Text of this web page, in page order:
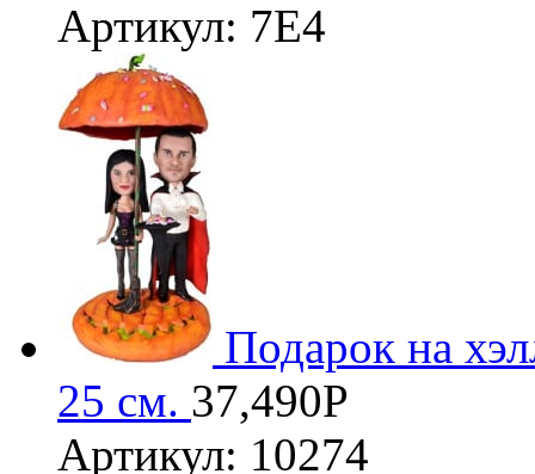
Артикул: 7Е4
Подарок на
25 см. 37,490Р
Артикул: 10274